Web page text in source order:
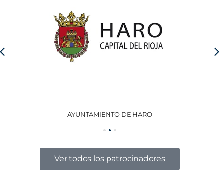
AYUNTAMIENTO DE HARO
Ver todos los patrocinadores